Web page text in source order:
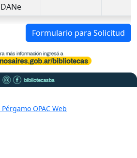
DANe
Formulario para Solicitud
Pérgamo OPAC Web